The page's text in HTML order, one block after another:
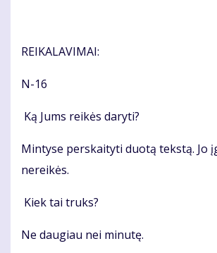
REIKALAVIMAI:
N-16
Ką Jums reikės daryti?
Mintyse perskaityti duotą tekstą. Jo
nereikės.
Kiek tai truks?
Ne daugiau nei minutę.